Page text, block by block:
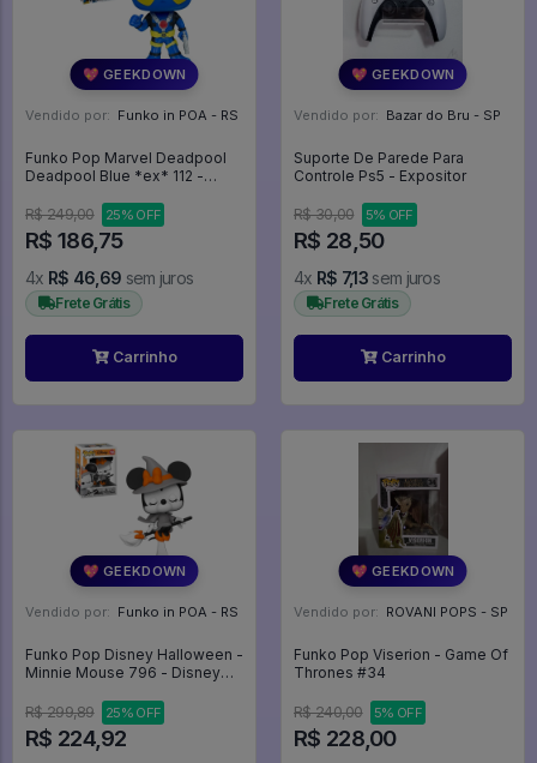
💖 GEEKDOWN
Vendido por: Funko in POA - RS
Funko Pop Marvel Deadpool
Deadpool Blue *ex* 112 -
R$ 249,00
25% OFF
R$ 186,75
4x R$ 46,69 sem juros
Frete Grátis
Carrinho
💖 GEEKDOWN
Vendido por: Bazar do Bru - SP
Suporte De Parede Para
Controle Ps5 - Expositor
R$ 30,00 5% OFF
R$ 28,50
4x R$ 7,13 sem juros
Frete Grátis
Carrinho
💖 GEEKDOWN
Vendido por: Funko in POA - RS
Funko Pop Disney Halloween -
Minnie Mouse 796 - Disney
R$ 299,89
25% OFF
R$ 224,92
💖 GEEKDOWN
Vendido por: ROVANI POPS - SP
Funko Pop Viserion - Game Of
Thrones #34
R$ 240,00 5% OFF
R$ 228,00